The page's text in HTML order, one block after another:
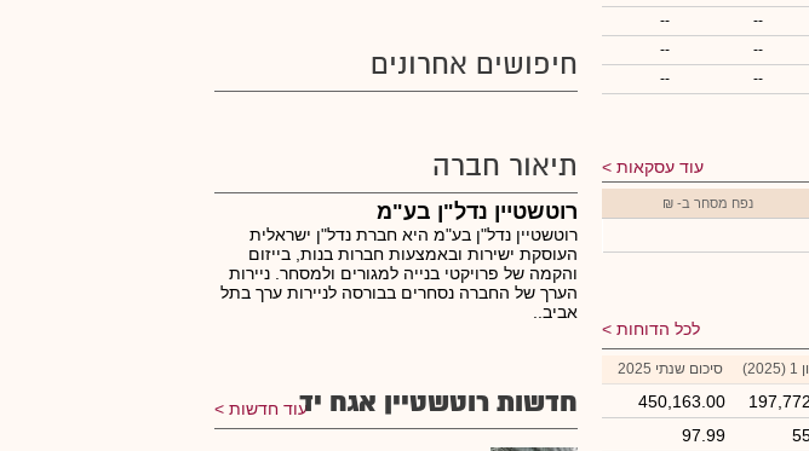
--
--
--
--
--
--
עוד עסקאות
נפח מסחר ב- ₪
לכל הדוחות
סיכום שנתי 2025
450,163.00
97.99
חיפושים אחרונים
תיאור חברה
רוטשטיין נדל"ן בע"מ
רוטשטיין נדל"ן בע"מ היא חברת נדל"ן ישראלית
העוסקת ישירות ובאמצעות חברות בנות, בייזום
והקמה של פרויקטי בנייה למגורים ולמסחר. ניירות
הערך של החברה נסחרים בבורסה לניירות ערך בתל
אביב..
חדשות רוטשטיין אגח ידעוד חדשות